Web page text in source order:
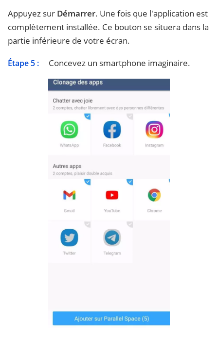
Appuyez sur Démarrer. Une fois que l'application est
complètement installée. Ce bouton se situera dans la
partie inférieure de votre écran.
Étape 5 : Concevez un smartphone imaginaire.